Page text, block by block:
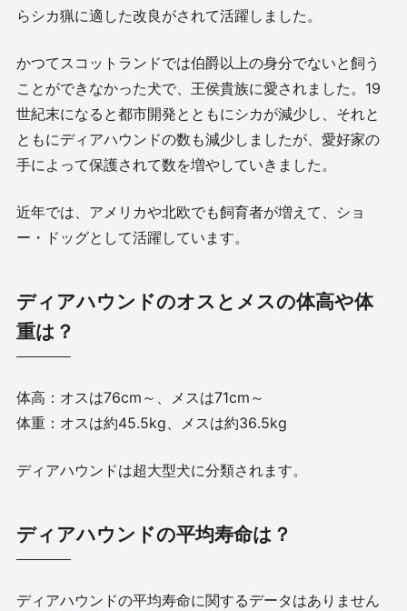
らシカ猟に適した改良がされて活躍しました。
かつてスコットランドでは伯爵以上の身分でないと飼う
ことができなかった犬で、王侯貴族に愛されました。19
世紀末になると都市開発とともにシカが減少し、それと
ともにディアハウンドの数も減少しましたが、愛好家の
手によって保護されて数を増やしていきました。
近年では、アメリカや北欧でも飼育者が増えて、ショ
ー・ドッグとして活躍しています。
ディアハウンドのオスとメスの体高や体
重は？
体高：オスは76cm～、メスは71cm～
体重：オスは約45.5kg、メスは約36.5kg
ディアハウンドは超大型犬に分類されます。
ディアハウンドの平均寿命は？
ディアハウンドの平均寿命に関するデータはありません